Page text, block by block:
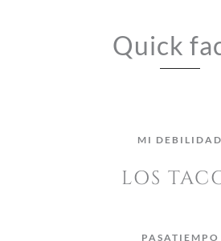
Quick
SIGNO
COLOR
MI DEBILIDAD
LOS
PASATIEMPO
HELADO
MANGO CON
DÍA FAVORITO
SIGNO
COLOR
MI DEBILIDAD
LOS
PASATIEMPO